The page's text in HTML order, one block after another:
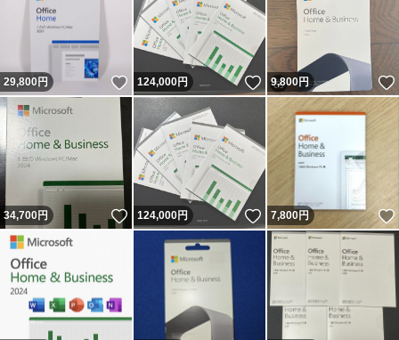
29,800円 いいね！
124,000円 いいね！
9,800円
34,700円 いいね！
124,000円 いいね！
7,800円